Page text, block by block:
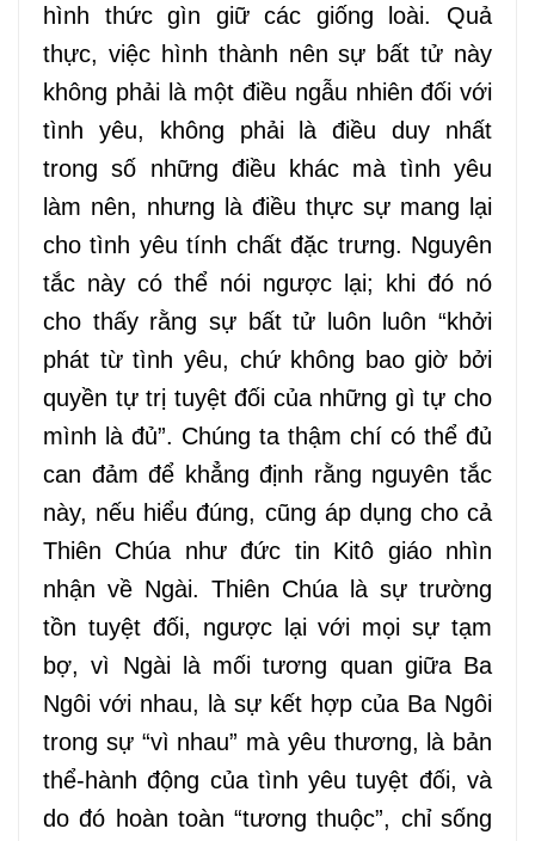
hình thức gìn giữ các giống loài. Quả
thực, việc hình thành nên sự bất tử này
không phải là một điều ngẫu nhiên đối với
tình yêu, không phải là điều duy nhất
trong số những điều khác mà tình yêu
làm nên, nhưng là điều thực sự mang lại
cho tình yêu tính chất đặc trưng. Nguyên
tắc này có thể nói ngược lại; khi đó nó
cho thấy rằng sự bất tử luôn luôn “khởi
phát từ tình yêu, chứ không bao giờ bởi
quyền tự trị tuyệt đối của những gì tự cho
mình là đủ”. Chúng ta thậm chí có thể đủ
can đảm để khẳng định rằng nguyên tắc
này, nếu hiểu đúng, cũng áp dụng cho cả
Thiên Chúa như đức tin Kitô giáo nhìn
nhận về Ngài. Thiên Chúa là sự trường
tồn tuyệt đối, ngược lại với mọi sự tạm
bợ, vì Ngài là mối tương quan giữa Ba
Ngôi với nhau, là sự kết hợp của Ba Ngôi
trong sự “vì nhau” mà yêu thương, là bản
thể-hành động của tình yêu tuyệt đối, và
do đó hoàn toàn “tương thuộc”, chỉ sống